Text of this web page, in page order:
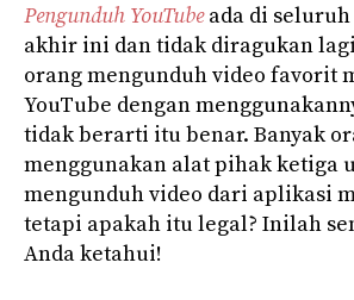
Pengunduh YouTube ada di
akhir ini dan tidak diragukan
orang mengunduh video favorit
YouTube dengan
tidak berarti itu benar. Banyak
menggunakan alat pihak ketiga
mengunduh video dari aplikasi
tetapi apakah itu legal? Inilah
Anda ketahui!